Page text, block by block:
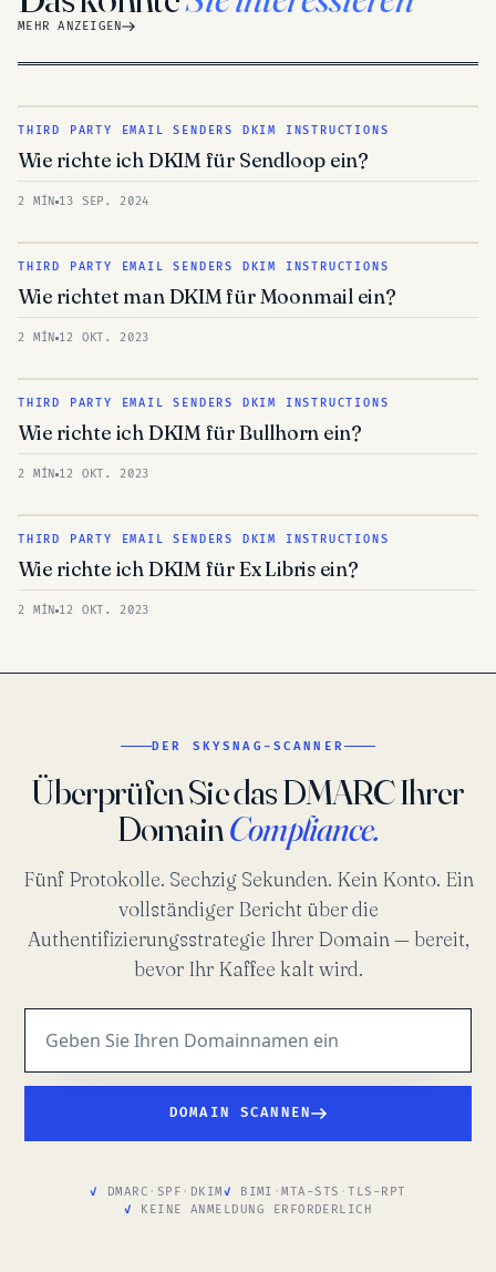
MEHR ANZEIGEN
THIRD PARTY EMAIL SENDERS DKIM INSTRUCTIONS
Wie richte ich DKIM für Sendloop ein?
2 MÍN 13 SEP. 2024
THIRD PARTY EMAIL SENDERS DKIM INSTRUCTIONS
Wie richtet man DKIM für Moonmail ein?
2 MÍN 12 OKT. 2023
THIRD PARTY EMAIL SENDERS DKIM INSTRUCTIONS
Wie richte ich DKIM für Bullhorn ein?
2 MÍN 12 OKT. 2023
THIRD PARTY EMAIL SENDERS DKIM INSTRUCTIONS
Wie richte ich DKIM für Ex Libris ein?
2 MÍN 12 OKT. 2023
DER SKYSNAG-SCANNER
Überprüfen Sie das DMARC Ihrer
DomainCompliance.
Fünf Protokolle. Sechzig Sekunden. Kein Konto. Ein
vollständiger Bericht über die
Authentifizierungsstrategie Ihrer Domain — bereit,
bevor Ihr Kaffee kalt wird.
DOMAIN SCANNEN
DMARC · SPF · DKIM BIMI ·MTA-STS ·TLS-RPT
KEINE ANMELDUNG ERFORDERLICH